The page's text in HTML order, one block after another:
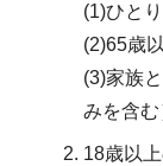
(1)ひと
(2)65歳
(3)家族
みを含
18歳以